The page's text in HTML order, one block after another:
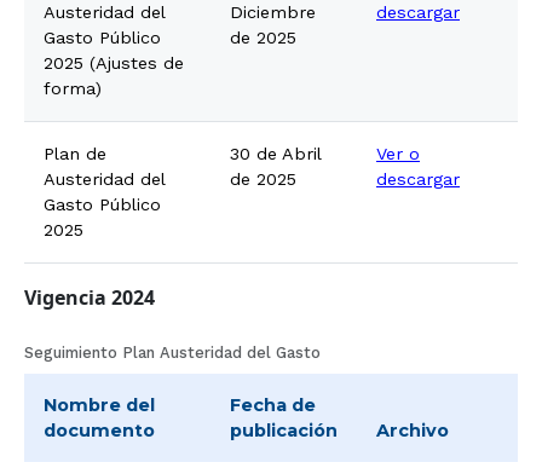
Austeridad del
Gasto Público
2025 (Ajustes de
forma)
Diciembre
de 2025
descargar
Plan de
Austeridad del
Gasto Público
2025
30 de Abril
de 2025
Ver o
descargar
Vigencia 2024
Seguimiento Plan Austeridad del Gasto
Nombre del
documento
Fecha de
publicación
Archivo